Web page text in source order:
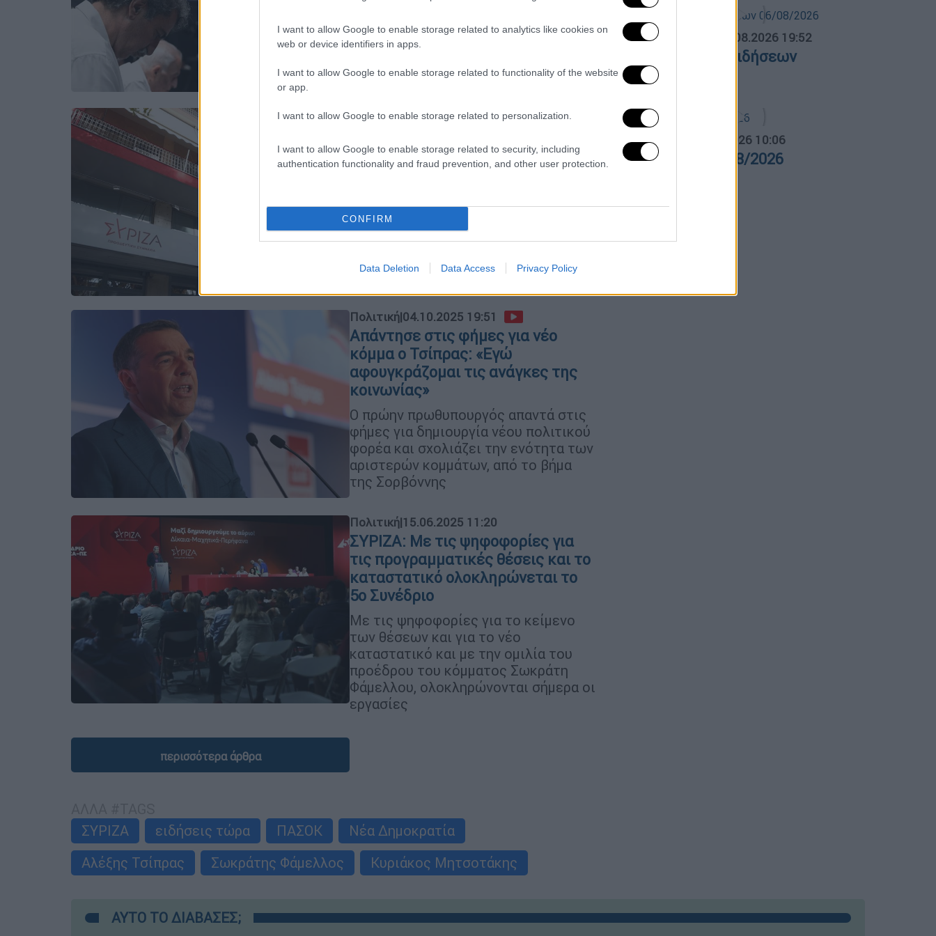
I want to allow Google to enable storage related to analytics like cookies on
web or device identifiers in apps.
I want to allow Google to enable storage related to functionality of the website
or app.
I want to allow Google to enable storage related to personalization.
I want to allow Google to enable storage related to security, including
authentication functionality and fraud prevention, and other user protection.
CONFIRM
Data Deletion Data Access Privacy Policy
την πολιτική μου ηθική και
αξιοπρέπεια» αναφέρει σε δήλωσή
του ο πρόεδρος του κόμματος -
πρώτη αντίδραση Πολάκη
ΣΥΡΙΖΑ για ομιλία Μητσοτάκη:
«Απίστευτο σολάρισμα από τον
διαφθοράς»
«Μα ποιόν δουλεύει; Η Ελλάδα είναι
“πρωταθλήτρια” στην ακρίβεια σε όλη
την Ευρωπαϊκή Ένωση συγκριτικά»
Πολιτική|04.10.2025 19:51
Απάντησε στις φήμες για νέο
κόμμα ο Τσίπρας: «Εγώ
αφουγκράζομαι τις ανάγκες της
κοινωνίας»
Ο πρώην πρωθυπουργός απαντά στις
φήμες για δημιουργία νέου πολιτικού
φορέα και σχολιάζει την ενότητα των
αριστερών κομμάτων, από το βήμα
της Σορβόννης
Πολιτική|15.06.2025 11:20
ΣΥΡΙΖΑ: Με τις ψηφοφορίες για
τις προγραμματικές θέσεις και το
καταστατικό ολοκληρώνεται το
5ο Συνέδριο
Με τις ψηφοφορίες για το κείμενο
των θέσεων και για το νέο
καταστατικό και με την ομιλία του
προέδρου του κόμματος Σωκράτη
Φάμελλου, ολοκληρώνονται σήμερα οι
εργασίες
περισσότερα άρθρα
ΣΥΡΙΖΑ
ειδήσεις τώρα ΠΑΣΟΚ
Νέα Δημοκρατία
Αλέξης Τσίπρας
Σωκράτης Φάμελλος Κυριάκος Μητσοτάκης
ΑΘΛΗΤΙΚΟ ΔΕΛΤΙΟ 06.08.2026 19:52
Αθλητικό δελτίο ειδήσεων
06/08/2026
Ώρα Ελλάδος... 06.08.2026 10:06
Ώρα Ελλάδος 06/08/2026
ΑΥΤΟ ΤΟ ΔΙΑΒΑΣΕΣ;